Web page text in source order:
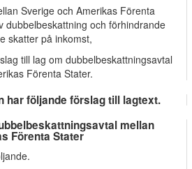
Sverige och Amerikas Förenta
dubbelbeskattning och förhindrande
skatter på inkomst,
till lag om dubbelbeskattningsavtal
Förenta Stater.
har följande förslag till lagtext.
mellan
Förenta Stater